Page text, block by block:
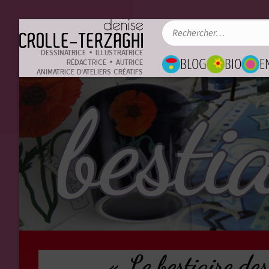
DESSINATRICE • ILLUSTRATRICE
RÉDACTRICE • AUTRICE
ANIMATRICE D'ATELIERS CRÉATIFS
BLOG BIO